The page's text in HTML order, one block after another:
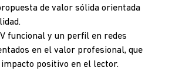
de valor sólida orientada
funcional y un perfil en redes
en el valor profesional, que
positivo en el lector.